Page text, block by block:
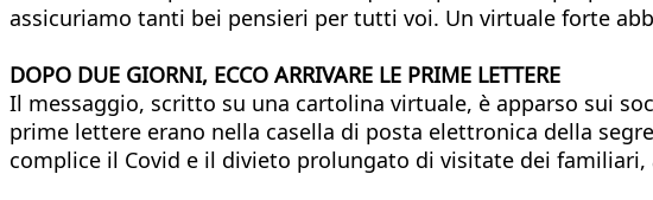
assicuriamo tanti bei pensieri per tutti voi. Un virtuale forte
DOPO DUE GIORNI, ECCO ARRIVARE LE PRIME LETTERE
Il messaggio, scritto su una cartolina virtuale, è apparso sui
prime lettere erano nella casella di posta elettronica della
complice il Covid e il divieto prolungato di visitate dei